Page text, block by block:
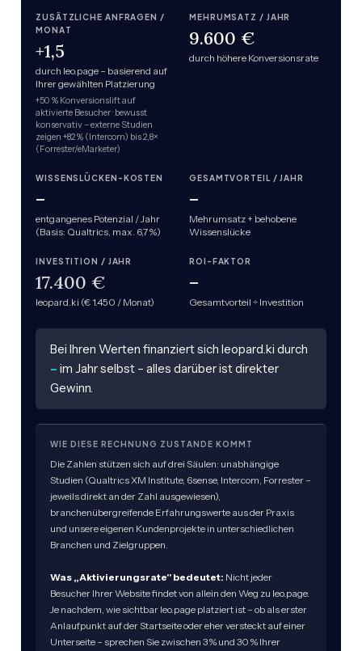
ZUSÄTZLICHE ANFRAGEN /
MONAT
+1,5
durch leo.page – basierend auf
Ihrer gewählten Platzierung
+50 % Konversionslift auf
aktivierte Besucher · bewusst
konservativ – externe Studien
zeigen +82 % (Intercom) bis 2,8×
(Forrester/eMarketer)
MEHRUMSATZ / JAHR
9.600 €
durch höhere Konversionsrate
WISSENSLÜCKEN-KOSTEN
–
entgangenes Potenzial / Jahr
(Basis: Qualtrics, max. 6,7 %)
GESAMTVORTEIL / JAHR
–
Mehrumsatz + behobene
Wissenslücke
INVESTITION / JAHR
17.400 €
leopard.ki (€ 1.450 / Monat)
ROI-FAKTOR
–
Gesamtvorteil ÷ Investition
Bei Ihren Werten finanziert sich leopard.ki durch
– im Jahr selbst – alles darüber ist direkter
Gewinn.
WIE DIESE RECHNUNG ZUSTANDE KOMMT
Die Zahlen stützen sich auf drei Säulen: unabhängige
Studien (Qualtrics XM Institute, 6sense, Intercom, Forrester –
jeweils direkt an der Zahl ausgewiesen),
branchenübergreifende Erfahrungswerte aus der Praxis
und unsere eigenen Kundenprojekte in unterschiedlichen
Branchen und Zielgruppen.
Was „Aktivierungsrate" bedeutet: Nicht jeder
Besucher Ihrer Website findet von allein den Weg zu leo.page.
Je nachdem, wie sichtbar leo.page platziert ist – ob als erster
Anlaufpunkt auf der Startseite oder eher versteckt auf einer
Unterseite – sprechen Sie zwischen 3 % und 30 % Ihrer